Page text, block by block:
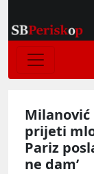
Milanović
prijeti
Pariz
ne dam’